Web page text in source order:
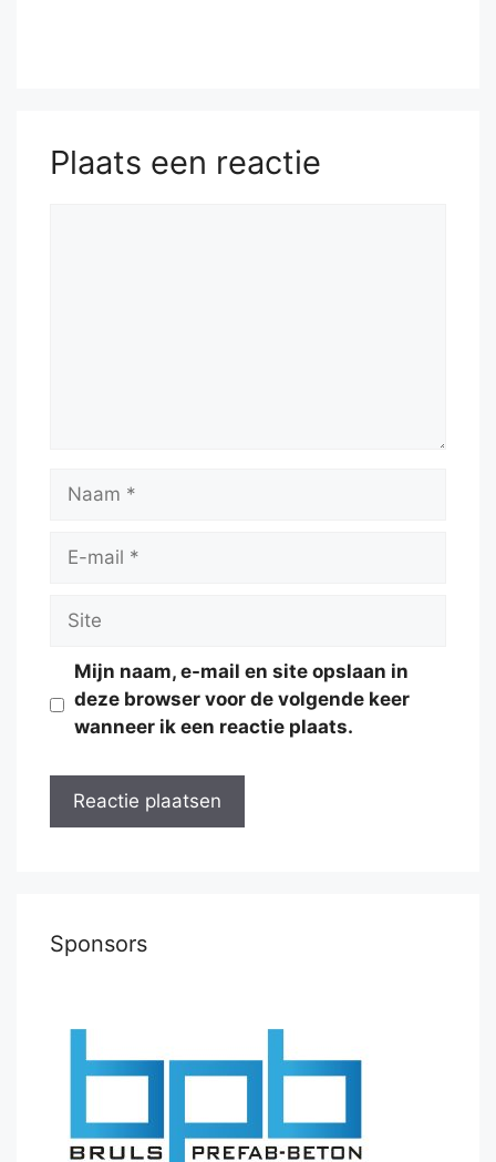
Plaats een reactie
Naam
Site
Mijn naam, e-mail en site opslaan in
deze browser voor de volgende keer
wanneer ik een reactie plaats.
Sponsors